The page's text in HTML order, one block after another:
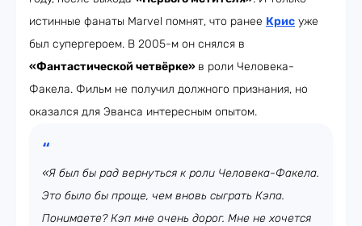
истинные фанаты Marvel помнят, что ранее Крис уже
был супергероем. В 2005-м он снялся в
«Фантастической четвёрке» в роли Человека-
Факела. Фильм не получил должного признания, но
оказался для Эванса интересным опытом.
«Я был бы рад вернуться к роли Человека-Факела.
Это было бы проще, чем вновь сыграть Кэпа.
Понимаете? Кэп мне очень дорог. Мне не хочется